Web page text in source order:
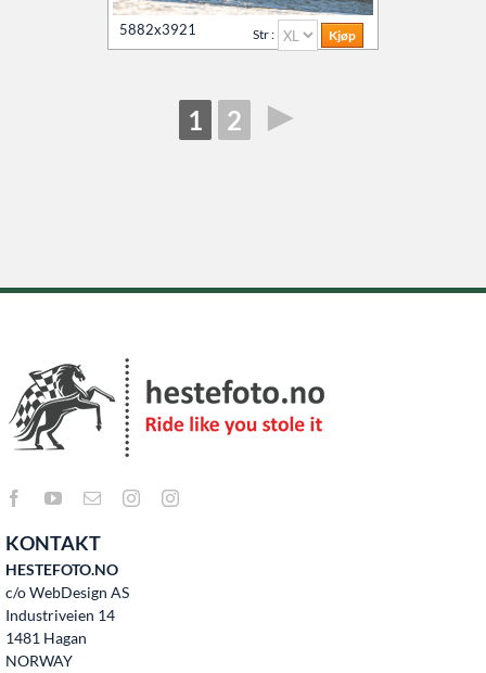
5882x3921 Str :
1 2 ►
KONTAKT
HESTEFOTO.NO
c/o WebDesign AS
Industriveien 14
1481 Hagan
NORWAY